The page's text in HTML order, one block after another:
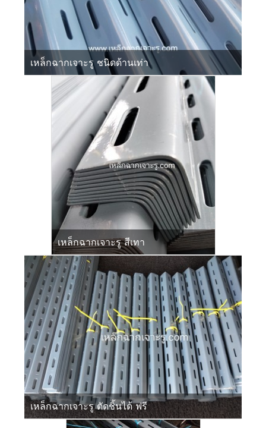
เหล็กฉากเจาะรู ชนิดด้านเท่า
เหล็กฉากเจาะรู สีเทา
เหล็กฉากเจาะรู ตัดชิ้นได้ ฟรี